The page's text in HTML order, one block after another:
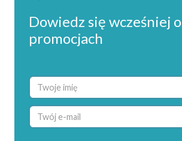
Dowiedz się wcześniej o
promocjach